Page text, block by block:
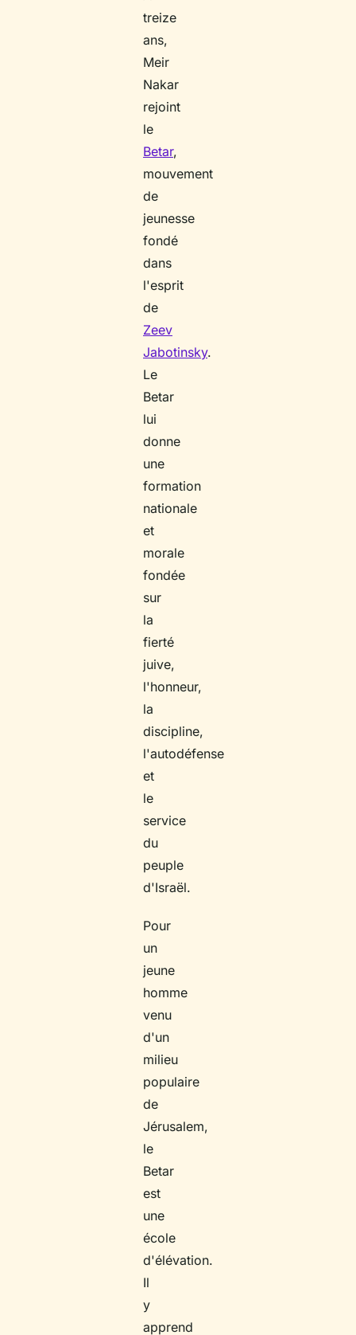
treize
ans,
Meir
Nakar
rejoint
le
Betar,
mouvement
de
jeunesse
fondé
dans
l'esprit
de
Zeev
Jabotinsky.
Le
Betar
lui
donne
une
formation
nationale
et
morale
fondée
sur
la
fierté
juive,
l'honneur,
la
discipline,
l'autodéfense
et
le
service
du
peuple
d'Israël.
Pour
un
jeune
homme
venu
d'un
milieu
populaire
de
Jérusalem,
le
Betar
est
une
école
d'élévation.
Il
y
apprend